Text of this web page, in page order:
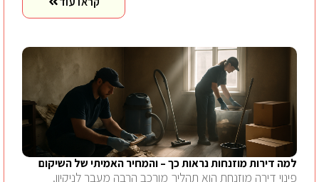
למה דירות מוזנחות נראות כך – והמחיר האמיתי של השיקום
פינוי דירה מוזנחת הוא תהליך מורכב הרבה מעבר לניקיון.